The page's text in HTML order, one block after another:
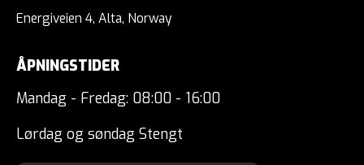
Energiveien 4, Alta, Norway
ÅPNINGSTIDER
Mandag - Fredag: 08:00 - 16:00
Lørdag og søndag Stengt